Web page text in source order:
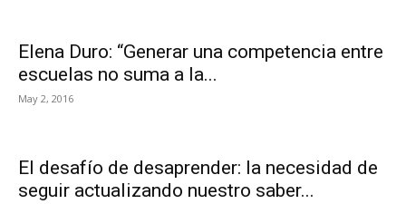
Elena Duro: “Generar una competencia entre
escuelas no suma a la...
May 2, 2016
El desafío de desaprender: la necesidad de
seguir actualizando nuestro saber...